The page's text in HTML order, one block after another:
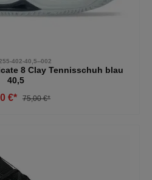
402-40,5--002
8 Clay Tennisschuh blau
40,5
€* 75,00 €*